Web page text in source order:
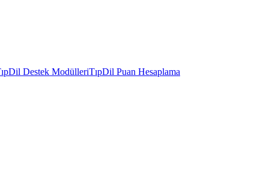
Destek ModülleriTıpDil Puan Hesaplama